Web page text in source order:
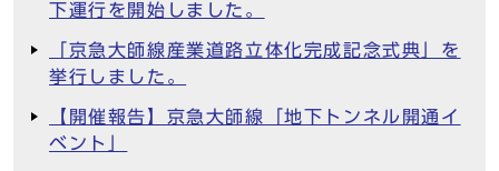
下運行を開始しました。
「京急大師線産業道路立体化完成記念式典」を
挙行しました。
【開催報告】京急大師線「地下トンネル開通イ
ベント」